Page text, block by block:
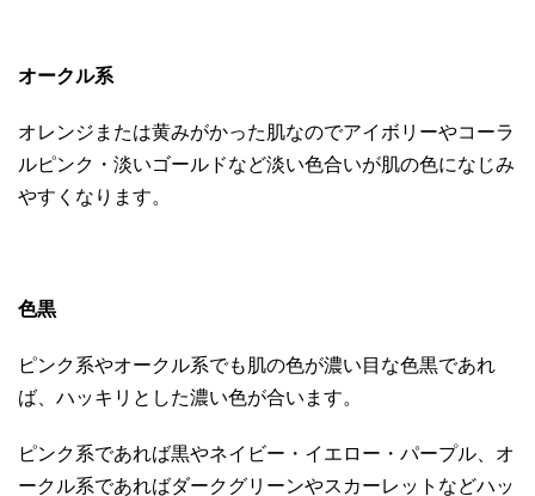
オークル系
オレンジまたは黄みがかった肌なのでアイボリーやコーラ
ルピンク・淡いゴールドなど淡い色合いが肌の色になじみ
やすくなります。
色黒
ピンク系やオークル系でも肌の色が濃い目な色黒であれ
ば、ハッキリとした濃い色が合います。
ピンク系であれば黒やネイビー・イエロー・パープル、オ
ークル系であればダークグリーンやスカーレットなどハッ